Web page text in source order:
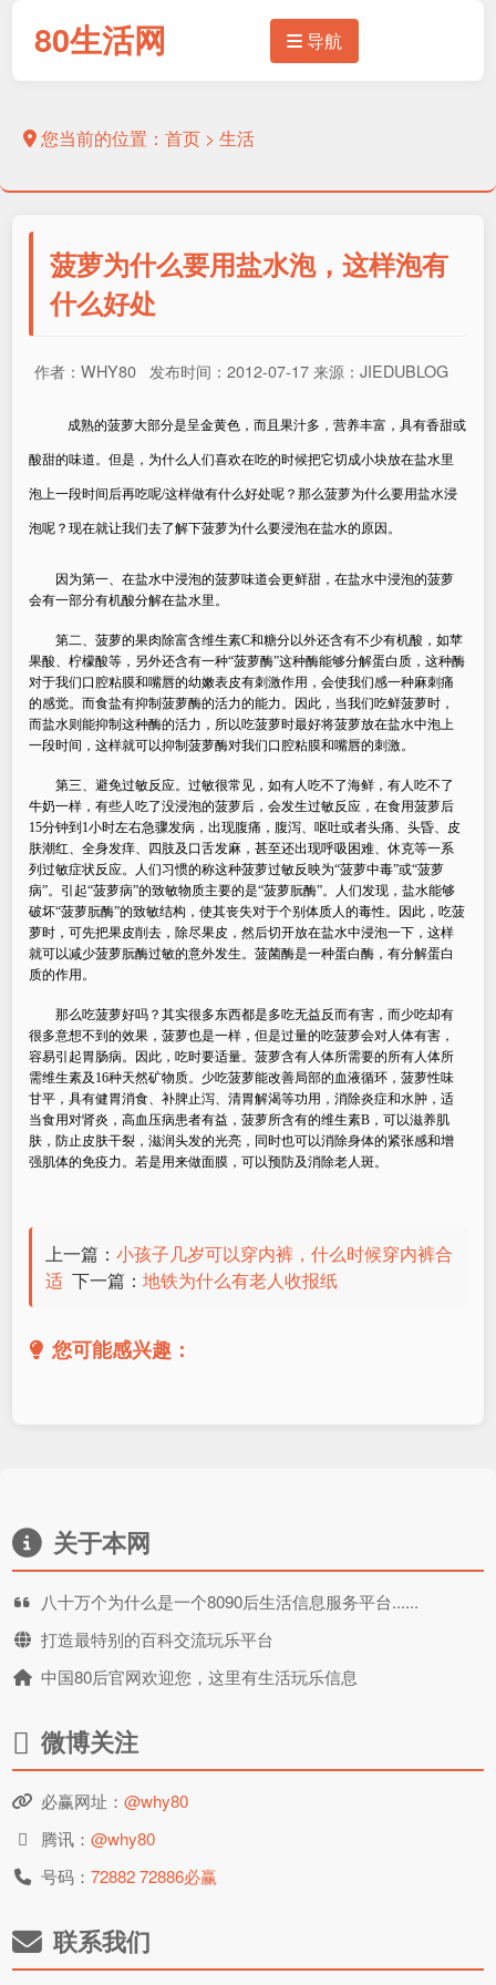
80生活网 导航
您当前的位置：首页 >生活
菠萝为什么要用盐水泡，这样泡有
什么好处
作者：WHY80 发布时间：2012-07-17 来源：JIEDUBLOG
成熟的菠萝大部分是呈金黄色，而且果汁多，营养丰富，具有香甜或
酸甜的味道。但是，为什么人们喜欢在吃的时候把它切成小块放在盐水里
泡上一段时间后再吃呢/这样做有什么好处呢？那么菠萝为什么要用盐水浸
泡呢？现在就让我们去了解下菠萝为什么要浸泡在盐水的原因 。
因为第一、在盐水中浸泡的菠萝味道会更鲜甜，在盐水中浸泡的菠萝
会有一部分有机酸分解在盐水里。
第二、菠萝的果肉除富含维生素C和糖分以外还含有不少有机酸，如苹
果酸、柠檬酸等，另外还含有一种“菠萝酶”这种酶能够分解蛋白质，这种酶
对于我们口腔粘膜和嘴唇的幼嫩表皮有刺激作用，会使我们感一种麻刺痛
的感觉。而食盐有抑制菠萝酶的活力的能力。因此，当我们吃鲜菠萝时，
而盐水则能抑制这种酶的活力，所以吃菠萝时最好将菠萝放在盐水中泡上
一段时间，这样就可以抑制菠萝酶对我们口腔粘膜和嘴唇的刺激。
第三、避免过敏反应。过敏很常见，如有人吃不了海鲜，有人吃不了
牛奶一样，有些人吃了没浸泡的菠萝后，会发生过敏反应，在食用菠萝后
15分钟到 1小时左右急骤发病，出现腹痛，腹泻、呕吐或者头痛、头昏、皮
肤潮红、全身发痒、四肢及口舌发麻，甚至还出现呼吸困难、休克等一系
列过敏症状反应。人们习惯的称这种菠萝过敏反映为“菠萝中毒”或“菠萝
病”。 引起“菠萝病”的致敏物质主要的是“菠萝朊酶”。人们发现，盐水能够
破坏“菠萝朊酶”的致敏结构，使其丧失对于个别体质人的毒性。因此，吃菠
萝时，可先把果皮削去，除尽果皮，然后切开放在盐水中浸泡一下，这样
就可以减少菠萝朊酶过敏的意外发生。菠菌酶是一种蛋白酶，有分解蛋白
质的作用。
那么吃菠萝好吗？其实很多东西都是多吃无益反而有害，而少吃却有
很多意想不到的效果，菠萝也是一样，但是过量的吃菠萝会对人体有害，
容易引起胃肠病。因此，吃时要适量。菠萝含有人体所需要的所有人体所
需维生素及 16种天然矿物质。少吃菠萝能改善局部的血液循环，菠萝性味
甘平，具有健胃消食、补脾止泻、清胃解渴等功用，消除炎症和水肿，适
当食用对肾炎，高血压病患者有益，菠萝所含有的维生素B ，可以滋养肌
肤，防止皮肤干裂，滋润头发的光亮，同时也可以消除身体的紧张感和增
强肌体的免疫力。若是用来做面膜，可以预防及消除老人斑。
上一篇：小孩子几岁可以穿内裤，什么时候穿内裤合
适 下一篇：地铁为什么有老人收报纸
您可能感兴趣：
关于本网
八十万个为什么是一个8090后生活信息服务平台......
打造最特别的百科交流玩乐平台
中国80后官网欢迎您，这里有生活玩乐信息
微博关注
必赢网址：@why80
腾讯：@why80
号码：72882 72886必赢
联系我们